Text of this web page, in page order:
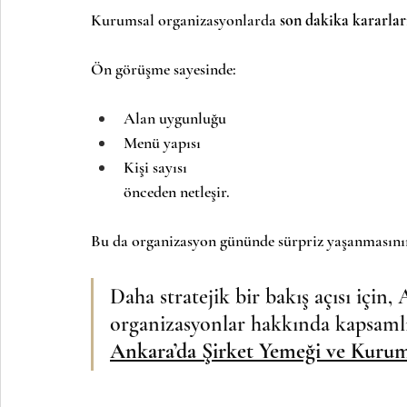
Kurumsal organizasyonlarda son dakika
Ön görüşme sayesinde:
Alan uygunluğu
Menü yapısı
Kişi sayısı
önceden netleşir.
Bu da organizasyon gününde sürpriz
Daha stratejik bir bakış açısı
organizasyonlar hakkında
Ankara’da Şirket Yemeği ve